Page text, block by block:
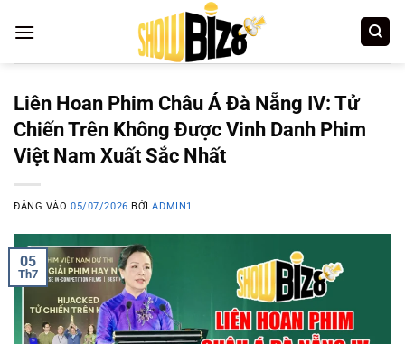
qua
Liên Hoan Phim Châu Á Đà Nẵng IV: Tử
Chiến Trên Không Được Vinh Danh Phim
Việt Nam Xuất Sắc Nhất
ĐĂNG VÀO05/07/2026 BỞIADMIN1
05
Th7